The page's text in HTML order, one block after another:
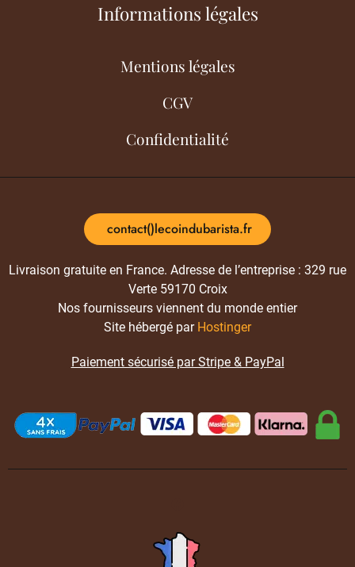
Informations légales
Mentions légales
CGV
Confidentialité
contact()lecoindubarista.fr
Livraison gratuite en France. Adresse de l’entreprise : 329 rue
Verte 59170 Croix
Nos fournisseurs viennent du monde entier
Site hébergé par Hostinger
Paiement sécurisé par Stripe & PayPal